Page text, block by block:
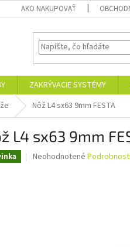
AKO NAKUPOVAŤ
ZAKRÝVACIE SYSTÉMY
Nôž L4 sx63 9mm FESTA
L4 sx63 9mm
Priemerné
Neohodnotené